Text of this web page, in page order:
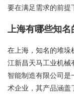
要在满足需求的前提
上海有哪些知名
在上海，知名的堆
江新昌天马工业机
智能制造有限公司
术企业，其产品涵